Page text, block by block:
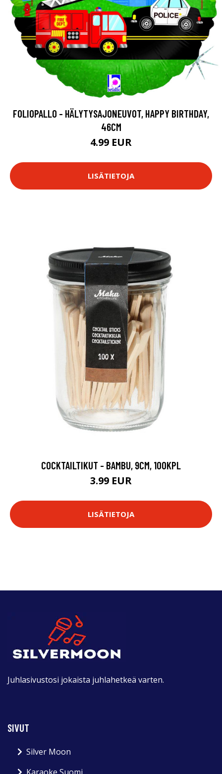
FOLIOPALLO - HÄLYTYSAJONEUVOT, HAPPY BIRTHDAY,
46CM
4.99 EUR
LISÄTIETOJA
COCKTAILTIKUT - BAMBU, 9CM, 100KPL
3.99 EUR
LISÄTIETOJA
Juhlasivustosi jokaista juhlahetkeä varten.
SIVUT
Silver Moon
Karaoke Suomi